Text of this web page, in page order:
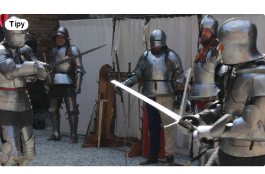
má vstupenky, stačí odpovědět na otázku. Soutěž bude
ukončena 12. června.
Tipy